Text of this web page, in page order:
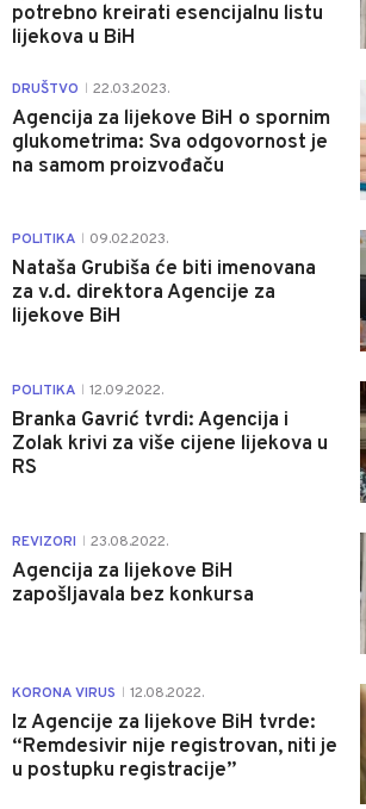
potrebno kreirati esencijalnu listu
lijekova u BiH
DRUŠTVO 22.03.2023.
Agencija za lijekove BiH o spornim
glukometrima: Sva odgovornost je
na samom proizvođaču
POLITIKA 09.02.2023.
Nataša Grubiša će biti imenovana
za v.d. direktora Agencije za
lijekove BiH
POLITIKA 12.09.2022.
Branka Gavrić tvrdi: Agencija i
Zolak krivi za više cijene lijekova u
RS
REVIZORI 23.08.2022.
Agencija za lijekove BiH
zapošljavala bez konkursa
KORONA VIRUS 12.08.2022.
Iz Agencije za lijekove BiH tvrde:
“Remdesivir nije registrovan, niti je
u postupku registracije”